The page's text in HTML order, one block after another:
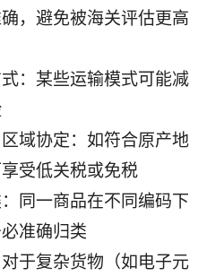
，避免被海关评估更高
：某些运输模式可能减
域协定：如符合原产地
受低关税或免税
同一商品在不同编码下
准确归类
于复杂货物（如电子元